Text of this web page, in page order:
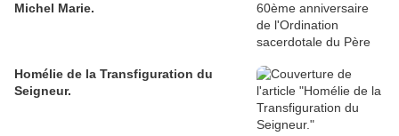
Michel Marie.
Homélie de la Transfiguration du
Seigneur.